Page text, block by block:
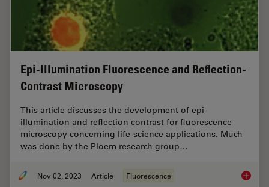
Epi-Illumination Fluorescence and Reflection-
Contrast Microscopy
This article discusses the development of epi-
illumination and reflection contrast for fluorescence
microscopy concerning life-science applications. Much
was done by the Ploem research group…
Nov 02, 2023 Article Fluorescence Epi-